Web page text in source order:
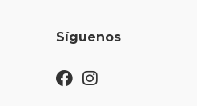
Síguenos